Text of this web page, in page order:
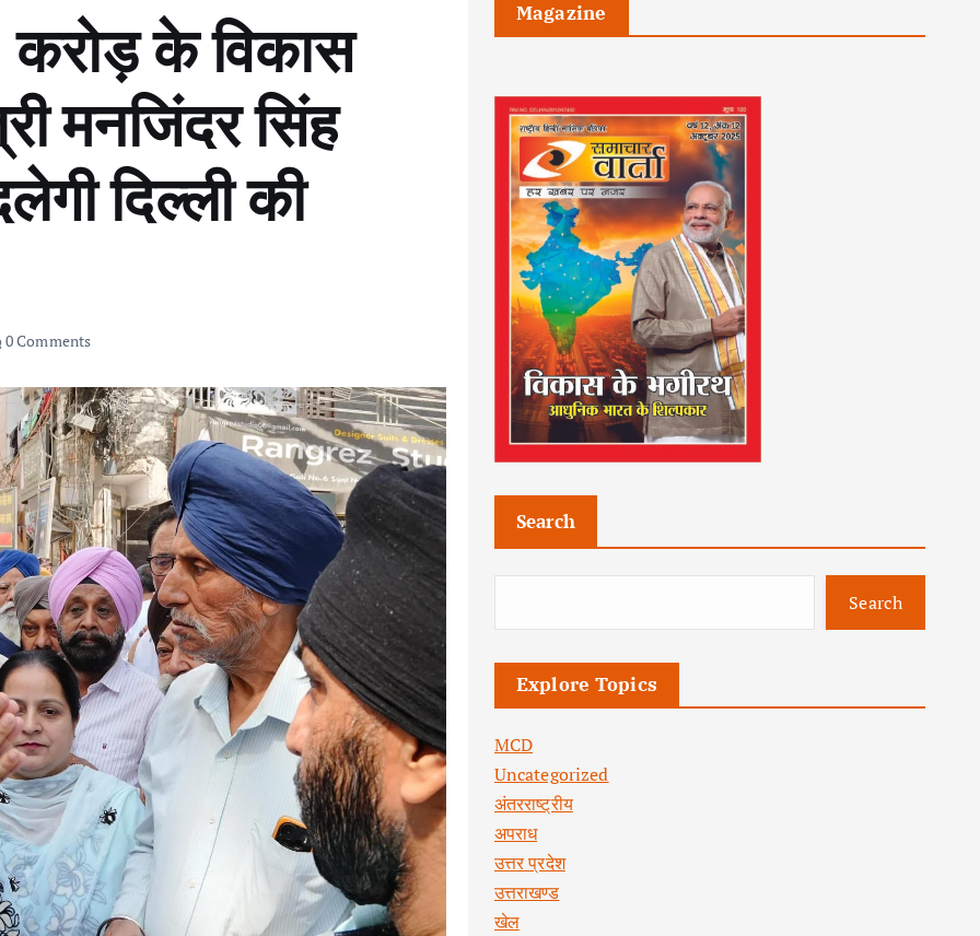
करोड़ के विकास
मनजिंदर सिंह
दिल्ली की
0 Comments
Magazine
Search
Search
Explore Topics
MCD
Uncategorized
अंतरराष्ट्रीय
अपराध
उत्तर प्रदेश
उत्तराखण्ड
खेल